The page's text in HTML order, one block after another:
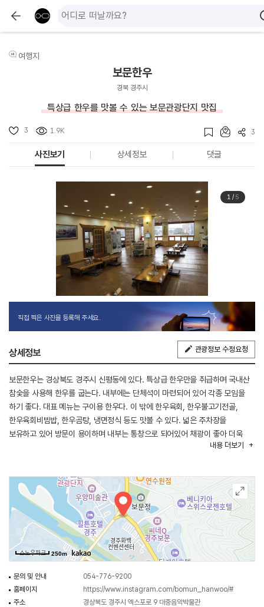
여행지
보문한우
경북 경주시
특상급 한우를 맛볼 수 있는 보문관광단지 맛집
3 1.9K 3
사진보기 상세정보 댓글
1/ 5
직접 찍은 사진을 등록해 주세요.
상세정보 관광정보 수정요청
보문한우는 경상북도 경주시 신평동에 있다. 특상급 한우만을 취급하며 국내산
참숯을 사용해 한우를 굽는다. 내부에는 단체석이 마련되어 있어 각종 모임을
하기 좋다. 대표 메뉴는 구이용 한우다. 이 밖에 한우육회, 한우불고기전골,
한우육회비빔밥, 한우곰탕, 냉면정식 등도 맛볼 수 있다. 넓은 주차장을
보유하고 있어 방문이 용이하며 내부는 통창으로 되어있어 채광이 좋아 더욱
내용 더보기
250m
문의 및 안내
054-776-9200
홈페이지
https://www.instagram.com/bomun_hanwoo/#
주소
경상북도 경주시 엑스포로 9 대중음악박물관